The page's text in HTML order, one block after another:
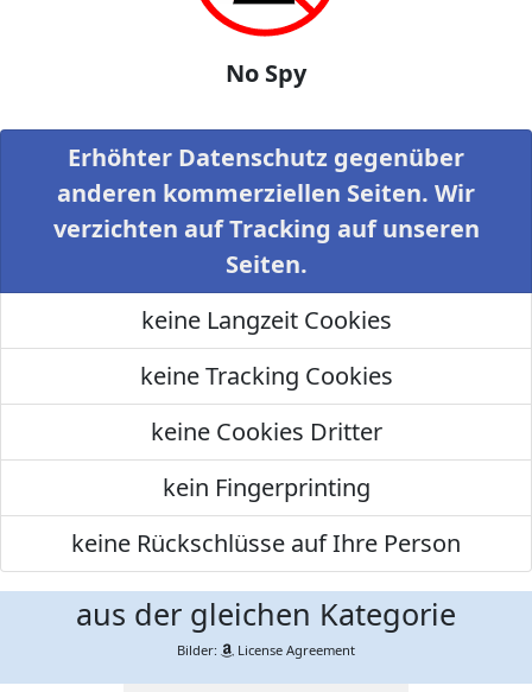
No Spy
Erhöhter Datenschutz gegenüber
anderen kommerziellen Seiten. Wir
verzichten auf Tracking auf unseren
Seiten.
keine Langzeit Cookies
keine Tracking Cookies
keine Cookies Dritter
kein Fingerprinting
keine Rückschlüsse auf Ihre Person
aus der gleichen Kategorie
Bilder: License Agreement